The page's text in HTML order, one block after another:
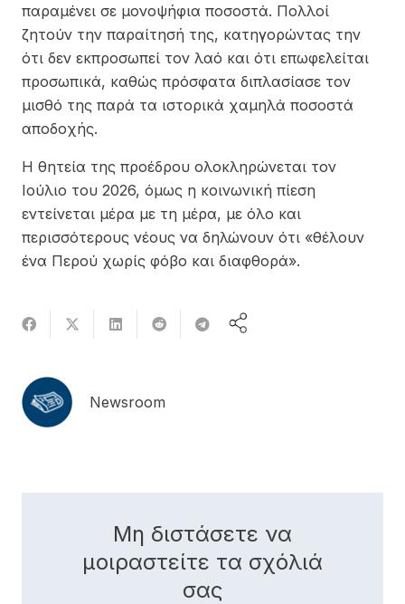
παραμένει σε μονοψήφια ποσοστά. Πολλοί
ζητούν την παραίτησή της, κατηγορώντας την
ότι δεν εκπροσωπεί τον λαό και ότι επωφελείται
προσωπικά, καθώς πρόσφατα διπλασίασε τον
μισθό της παρά τα ιστορικά χαμηλά ποσοστά
αποδοχής.
Η θητεία της προέδρου ολοκληρώνεται τον
Ιούλιο του 2026, όμως η κοινωνική πίεση
εντείνεται μέρα με τη μέρα, με όλο και
περισσότερους νέους να δηλώνουν ότι «θέλουν
ένα Περού χωρίς φόβο και διαφθορά».
Newsroom
Μη διστάσετε να
μοιραστείτε τα σχόλιά
σας